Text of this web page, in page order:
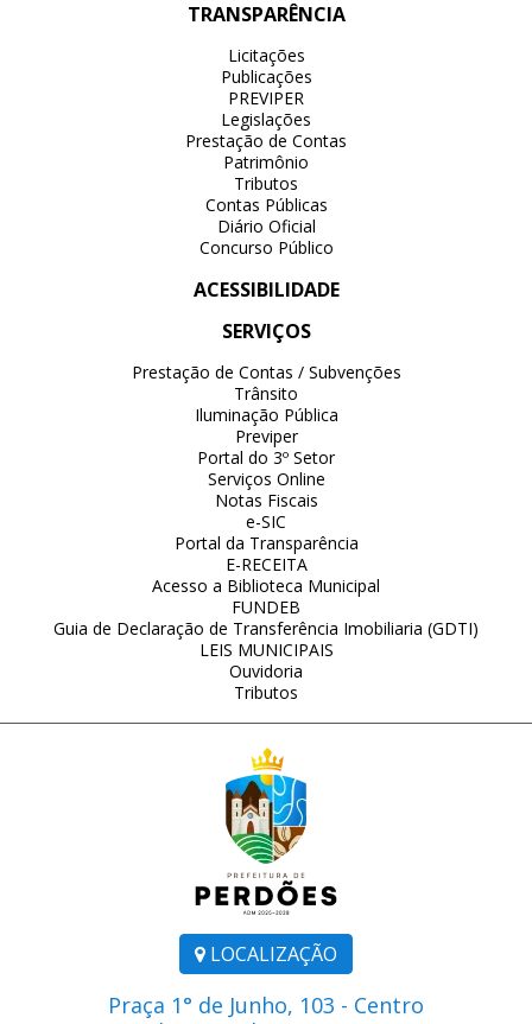
LOCALIZAÇÃO
Praça 1° de Junho, 103 - Centro
TRANSPARÊNCIA
Licitações
Publicações
PREVIPER
Legislações
Prestação de Contas
Patrimônio
Tributos
Contas Públicas
Diário Oficial
Concurso Público
ACESSIBILIDADE
SERVIÇOS
Prestação de Contas / Subvenções
Trânsito
Iluminação Pública
Previper
Portal do 3º Setor
Serviços Online
Notas Fiscais
e-SIC
Portal da Transparência
E-RECEITA
Acesso a Biblioteca Municipal
FUNDEB
Guia de Declaração de Transferência Imobiliaria (GDTI)
LEIS MUNICIPAIS
Ouvidoria
Tributos